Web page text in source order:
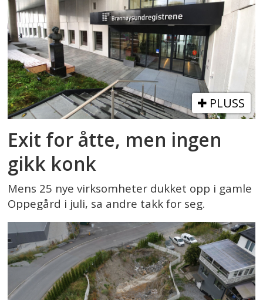
PLUSS
Exit for åtte, men ingen
gikk konk
Mens 25 nye virksomheter dukket opp i gamle
Oppegård i juli, sa andre takk for seg.